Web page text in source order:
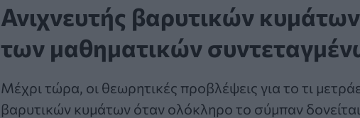
Ανιχνευτής βαρυτικών
των μαθηματικών
Μέχρι τώρα, οι θεωρητικές προβλέψεις για το τι
βαρυτικών κυμάτων όταν ολόκληρο το σύμπαν